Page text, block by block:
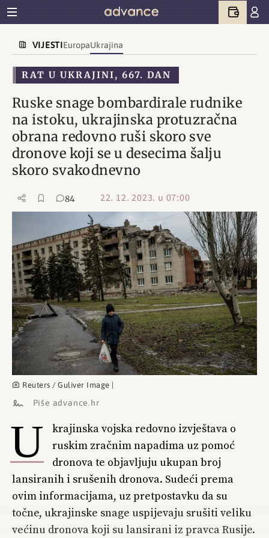
VIJESTIEuropaUkrajina
RAT U UKRAJINI, 667. DAN
Ruske snage bombardirale rudnike
na istoku, ukrajinska protuzračna
obrana redovno ruši skoro sve
dronove koji se u desecima šalju
skoro svakodnevno
84 22. 12. 2023. u 07:00
Reuters / Guliver Image |
Piše advance.hr
U
krajinska vojska redovno izvještava o
ruskim zračnim napadima uz pomoć
dronova te objavljuju ukupan broj
lansiranih i srušenih dronova. Sudeći prema
ovim informacijama, uz pretpostavku da su
točne, ukrajinske snage uspijevaju srušiti veliku
većinu dronova koji su lansirani iz pravca Rusije.